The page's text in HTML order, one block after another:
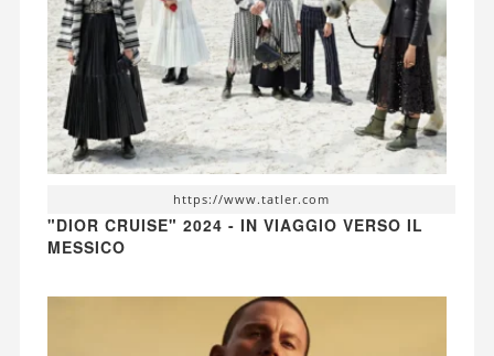
https://www.tatler.com
"DIOR CRUISE" 2024 - IN VIAGGIO VERSO IL
MESSICO